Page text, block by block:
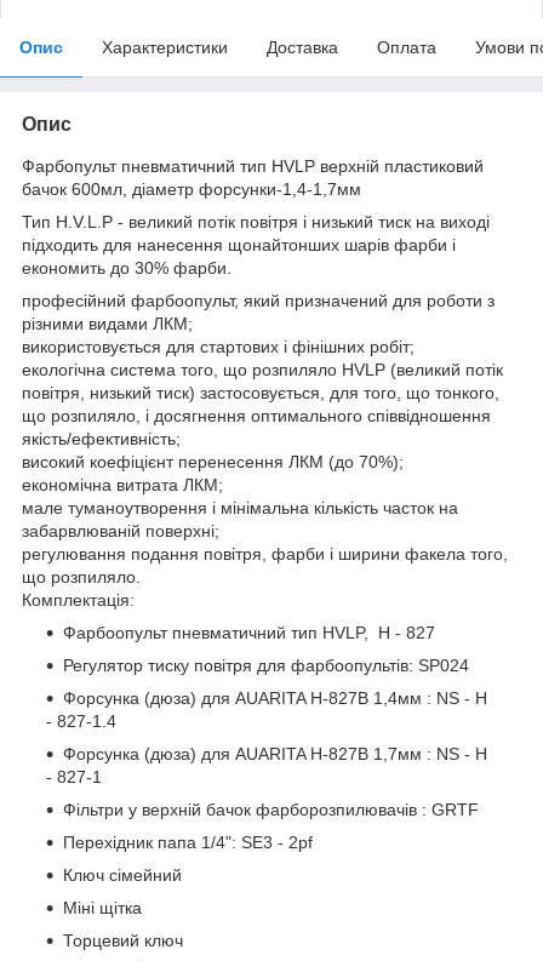
Опис Характеристики Доставка Оплата Умови
Опис
Фарбопульт пневматичний тип HVLP верхній пластиковий
бачок 600мл, діаметр форсунки-1,4-1,7мм
Тип H.V.L.P - великий потік повітря і низький тиск на виході
підходить для нанесення щонайтонших шарів фарби і
економить до 30% фарби.
професійний фарбоопульт, який призначений для роботи з
різними видами ЛКМ;
використовується для стартових і фінішних робіт;
екологічна система того, що розпиляло HVLP (великий потік
повітря, низький тиск) застосовується, для того, що тонкого,
що розпиляло, і досягнення оптимального співвідношення
якість/ефективність;
високий коефіцієнт перенесення ЛКМ (до 70%);
економічна витрата ЛКМ;
мале туманоутворення і мінімальна кількість часток на
забарвлюваній поверхні;
регулювання подання повітря, фарби і ширини факела того,
що розпиляло.
Комплектація:
Фарбоопульт пневматичний тип HVLP, H - 827
Регулятор тиску повітря для фарбоопультів: SP024
Форсунка (дюза) для AUARITA H-827B 1,4мм : NS - H
- 827-1.4
Форсунка (дюза) для AUARITA H-827B 1,7мм : NS - H
- 827-1
Фільтри у верхній бачок фарборозпилювачів : GRTF
Перехідник папа 1/4": SE3 - 2pf
Ключ сімейний
Міні щітка
Торцевий ключ